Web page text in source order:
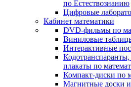
по Естествознанию
Цифровые
Кабинет математики
DVD-фильмы по
Виниловые
Интерактивные
плакаты по
Компакт-диски по
Магнитные доски